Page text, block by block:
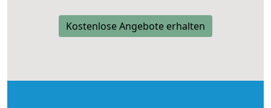
Kostenlose Angebote erhalten